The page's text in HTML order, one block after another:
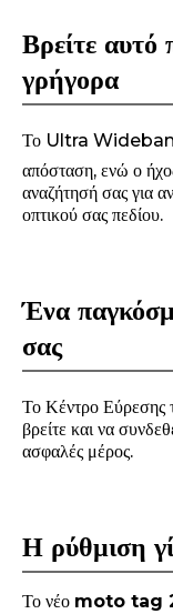
Βρείτε αυτό
γρήγορα
Το Ultra
απόσταση, ενώ ο
αναζήτησή σας για
οπτικού σας πεδίου.
Ένα
σας
Το Κέντρο
βρείτε και να
ασφαλές μέρος.
Η ρύθμιση
Το νέο moto tag